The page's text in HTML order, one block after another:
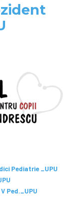
Pediatrie _UPU
Ped._UPU